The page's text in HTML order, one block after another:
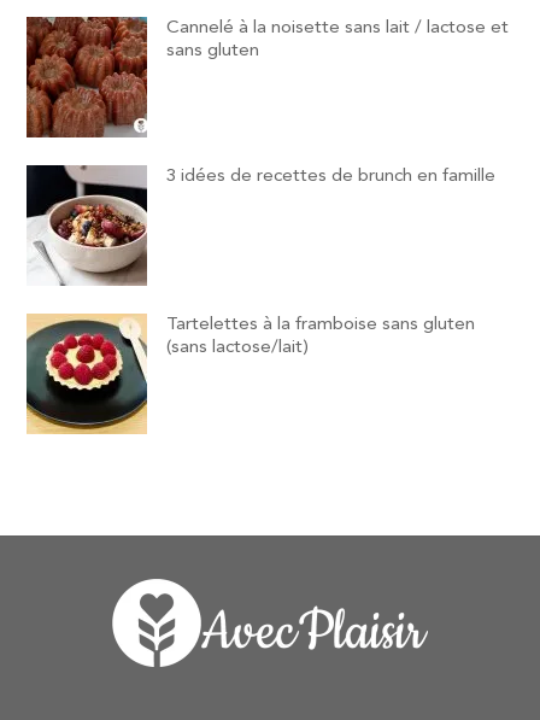
Cannelé à la noisette sans lait / lactose et
sans gluten
3 idées de recettes de brunch en famille
Tartelettes à la framboise sans gluten
(sans lactose/lait)